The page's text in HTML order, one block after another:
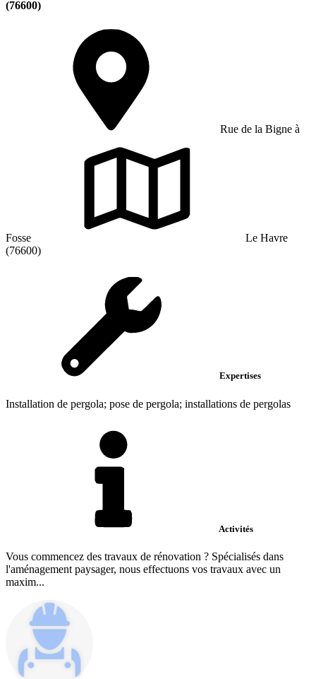
(76600)
Rue de la Bigne à
Fosse
Le Havre
(76600)
Expertises
Installation de pergola; pose de pergola; installations de pergolas
Activités
Vous commencez des travaux de rénovation ? Spécialisés dans
l'aménagement paysager, nous effectuons vos travaux avec un
maxim...